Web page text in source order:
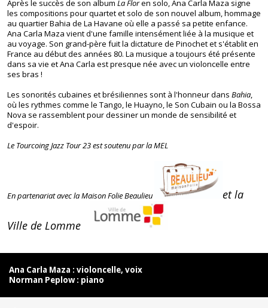
Après le succès de son album La Floren solo, Ana Carla Maza signe
les compositions pour quartet et solo de son nouvel album, hommage
au quartier Bahia de La Havane où elle a passé sa petite enfance.
Ana Carla Maza vient d'une famille intensément liée à la musique et
au voyage. Son grand-père fuit la dictature de Pinochet et s'établit en
France au début des années 80. La musique a toujours été présente
dans sa vie et Ana Carla est presque née avec un violoncelle entre
ses bras !
Les sonorités cubaines et brésiliennes sont à l'honneur dans Bahia,
où les rythmes comme le Tango, le Huayno, le Son Cubain ou la Bossa
Nova se rassemblent pour dessiner un monde de sensibilité et
d'espoir.
Le Tourcoing Jazz Tour 23 est soutenu par la MEL
En partenariat avec la Maison Folie Beaulieu et la
Ville de Lomme
Ana Carla Maza : violoncelle, voix
Norman Peplow : piano